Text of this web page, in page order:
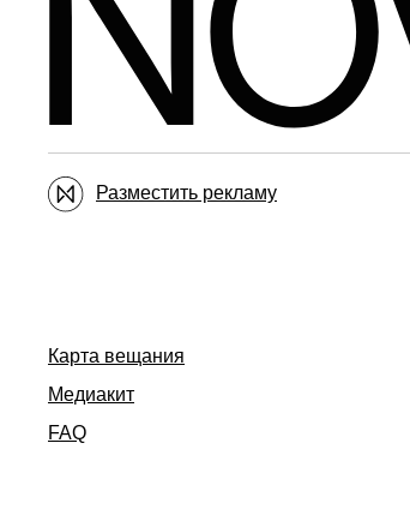
Разместить рекламу
Карта вещания
Медиакит
FAQ